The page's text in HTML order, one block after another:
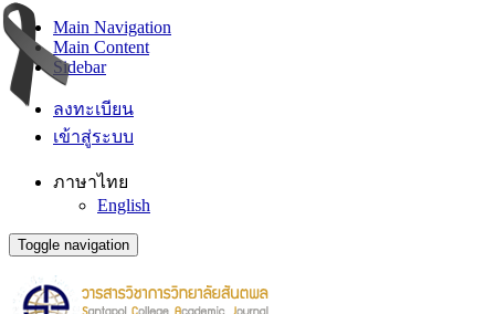
Main Navigation
Main Content
Sidebar
ลงทะเบียน
เข้าสู่ระบบ
ภาษาไทย
English
Toggle navigation